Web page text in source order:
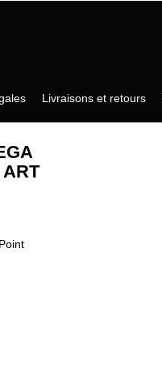
Livraisons et retours